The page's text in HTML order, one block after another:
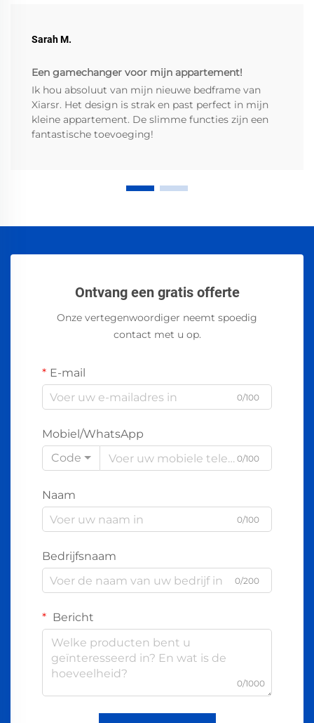
Sarah M.
Een gamechanger voor mijn appartement!
Ik hou absoluut van mijn nieuwe bedframe van
Xiarsr. Het design is strak en past perfect in mijn
kleine appartement. De slimme functies zijn een
fantastische toevoeging!
Ontvang een gratis offerte
Onze vertegenwoordiger neemt spoedig
contact met u op.
E-mail
0/100
Mobiel/WhatsApp
Code
0/100
Naam
0/100
Bedrijfsnaam
0/200
Bericht
0/1000